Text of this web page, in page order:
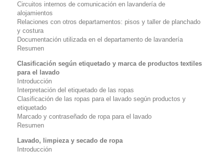
Circuitos internos de comunicación en lavandería de
alojamientos
Relaciones con otros departamentos: pisos y taller de planchado
y costura
Documentación utilizada en el departamento de lavandería
Resumen
Clasificación según etiquetado y marca de productos textiles
para el lavado
Introducción
Interpretación del etiquetado de las ropas
Clasificación de las ropas para el lavado según productos y
etiquetado
Marcado y contraseñado de ropa para el lavado
Resumen
Lavado, limpieza y secado de ropa
Introducción